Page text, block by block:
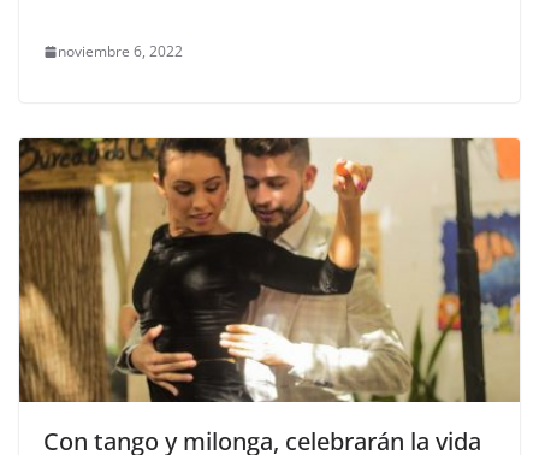
noviembre 6, 2022
Con tango y milonga, celebrarán la vida